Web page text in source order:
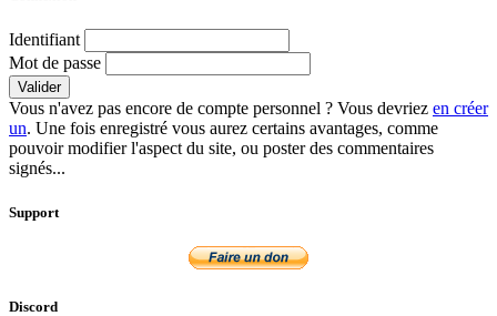
Identifiant
Mot de passe
Valider
Vous n'avez pas encore de compte personnel ? Vous devriez en créer
un. Une fois enregistré vous aurez certains avantages, comme
pouvoir modifier l'aspect du site, ou poster des commentaires
signés...
Support
Discord